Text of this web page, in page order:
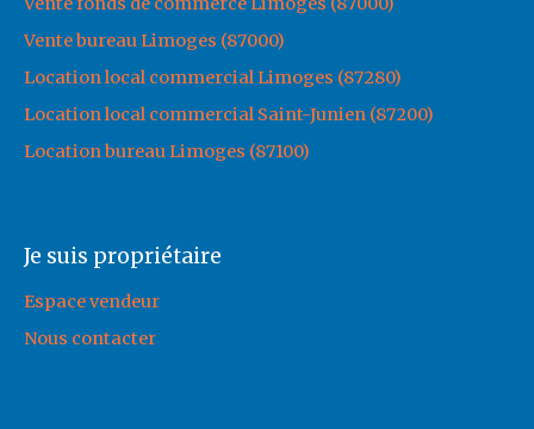
Vente bureau Limoges (87000)
Location local commercial Limoges (87280)
Location local commercial Saint-Junien (87200)
Location bureau Limoges (87100)
Je suis propriétaire
Espace vendeur
Nous contacter